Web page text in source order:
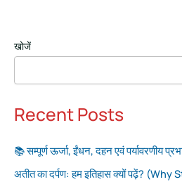
खोजें
Recent Posts
📚 सम्पूर्ण ऊर्जा, ईंधन, दहन एवं पर्यावरणीय
अतीत का दर्पण: हम इतिहास क्यों पढ़ें?